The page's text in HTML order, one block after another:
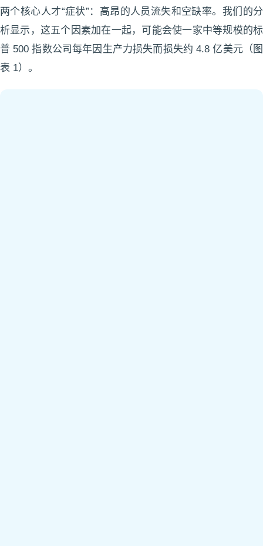
两个核心人才“症状”：高昂的人员流失和空缺率。我们的分
析显示，这五个因素加在一起，可能会使一家中等规模的标
普 500 指数公司每年因生产力损失而损失约 4.8 亿美元（图
表 1）。